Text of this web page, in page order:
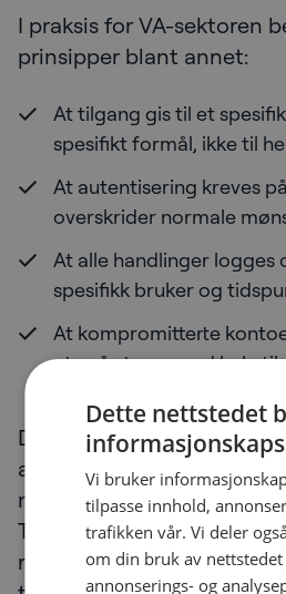
I praksis for VA-sektoren
prinsipper blant annet:
At tilgang gis til et
spesifikt formål, ikke til
At autentisering kreves
overskrider normale
At alle handlinger logges
spesifikk bruker og
At kompromitterte
uten å stenge ned hele
Dette er ikke et produkt
arkitekturfilosofi man
moderne
Trust-prinsipper, men de
riktig og integreres i en
Dette nettstedet
Vi bruker
tilpasse innhold,
trafikken vår. Vi deler
om din bruk av
annonserings- og